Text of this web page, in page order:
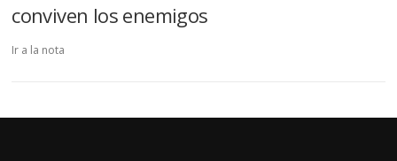
conviven los enemigos
Ir a la nota